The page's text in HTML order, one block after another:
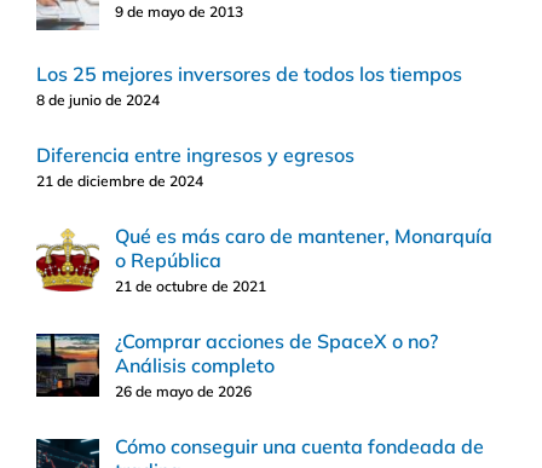
9 de mayo de 2013
Los 25 mejores inversores de todos los tiempos
8 de junio de 2024
Diferencia entre ingresos y egresos
21 de diciembre de 2024
Qué es más caro de mantener, Monarquía
o República
21 de octubre de 2021
¿Comprar acciones de SpaceX o no?
Análisis completo
26 de mayo de 2026
Cómo conseguir una cuenta fondeada de